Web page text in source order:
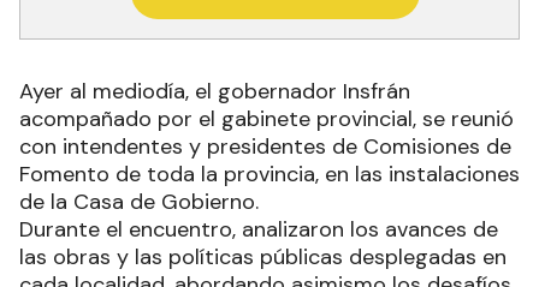
Ayer al mediodía, el gobernador Insfrán
acompañado por el gabinete provincial, se reunió
con intendentes y presidentes de Comisiones de
Fomento de toda la provincia, en las instalaciones
de la Casa de Gobierno.
Durante el encuentro, analizaron los avances de
las obras y las políticas públicas desplegadas en